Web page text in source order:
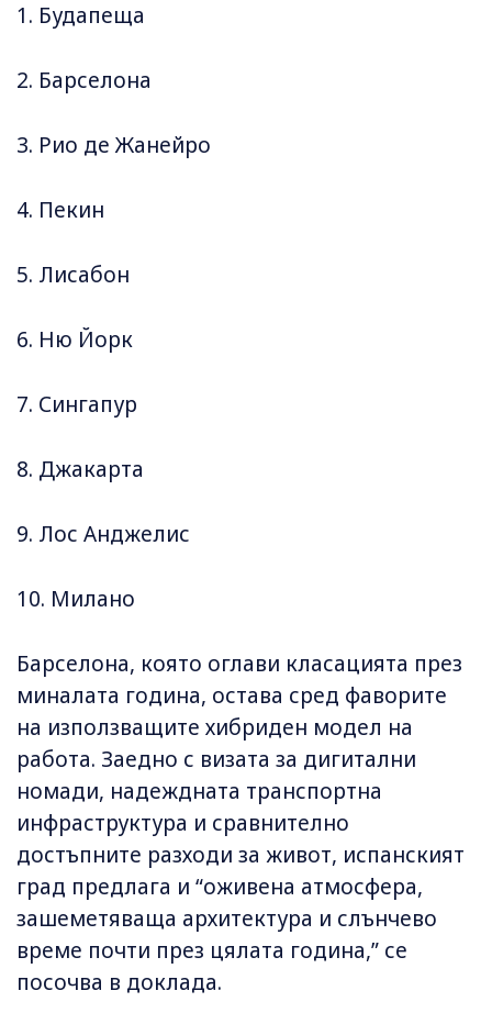
1. Будапеща
2. Барселона
3. Рио де Жанейро
4. Пекин
5. Лисабон
6. Ню Йорк
7. Сингапур
8. Джакарта
9. Лос Анджелис
10. Милано
Барселона, която оглави класацията през
миналата година, остава сред фаворите
на използващите хибриден модел на
работа. Заедно с визата за дигитални
номади, надеждната транспортна
инфраструктура и сравнително
достъпните разходи за живот, испанският
град предлага и “оживена атмосфера,
зашеметяваща архитектура и слънчево
време почти през цялата година,” се
посочва в доклада.